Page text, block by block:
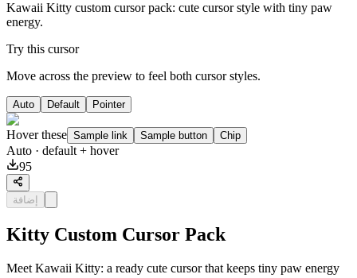
Kawaii Kitty custom cursor pack: cute cursor style with tiny paw
energy.
Try this cursor
Move across the preview to feel both cursor styles.
Auto Default Pointer
Hover these Sample link Sample button Chip
Auto · default + hover
95
إضافة
Kitty Custom Cursor Pack
Meet Kawaii Kitty: a ready cute cursor that keeps tiny paw energy